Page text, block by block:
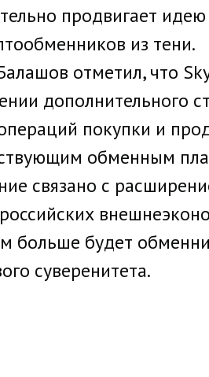
продвигает
из тени.
отметил, что
дополнительного
покупки и
обменным
связано с
больше будет
суверенитета.